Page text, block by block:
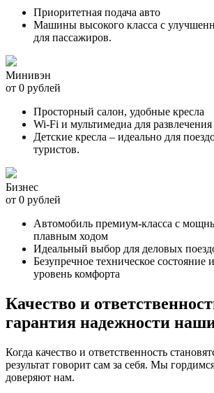
Приоритетная подача авто
Машины высокого класса с
для пассажиров.
Минивэн
от 0 рублей
Просторный салон, удобные кресла
Wi-Fi и мультимедиа для
Детские кресла – идеально для
туристов.
Бизнес
от 0 рублей
Автомобиль премиум-класса с
плавным ходом
Идеальный выбор для деловых
Безупречное техническое
уровень комфорта
Качество и
гарантия надежности
Когда качество и ответственность
результат говорит сам за себя. Мы
доверяют нам.